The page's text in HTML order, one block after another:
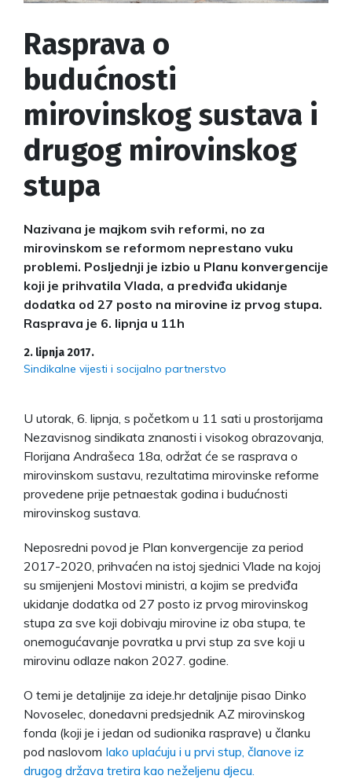
Rasprava o
budućnosti
mirovinskog sustava i
drugog mirovinskog
stupa
Nazivana je majkom svih reformi, no za
mirovinskom se reformom neprestano vuku
problemi. Posljednji je izbio u Planu konvergencije
koji je prihvatila Vlada, a predviđa ukidanje
dodatka od 27 posto na mirovine iz prvog stupa.
Rasprava je 6. lipnja u 11h
2. lipnja 2017.
Sindikalne vijesti i socijalno partnerstvo
U utorak, 6. lipnja, s početkom u 11 sati u prostorijama
Nezavisnog sindikata znanosti i visokog obrazovanja,
Florijana Andrašeca 18a, održat će se rasprava o
mirovinskom sustavu, rezultatima mirovinske reforme
provedene prije petnaestak godina i budućnosti
mirovinskog sustava.
Neposredni povod je Plan konvergencije za period
2017-2020, prihvaćen na istoj sjednici Vlade na kojoj
su smijenjeni Mostovi ministri, a kojim se predviđa
ukidanje dodatka od 27 posto iz prvog mirovinskog
stupa za sve koji dobivaju mirovine iz oba stupa, te
onemogućavanje povratka u prvi stup za sve koji u
mirovinu odlaze nakon 2027. godine.
O temi je detaljnije za ideje.hr detaljnije pisao Dinko
Novoselec, donedavni predsjednik AZ mirovinskog
fonda (koji je i jedan od sudionika rasprave) u članku
pod naslovom Iako uplaćuju i u prvi stup, članove iz
drugog država tretira kao neželjenu djecu.